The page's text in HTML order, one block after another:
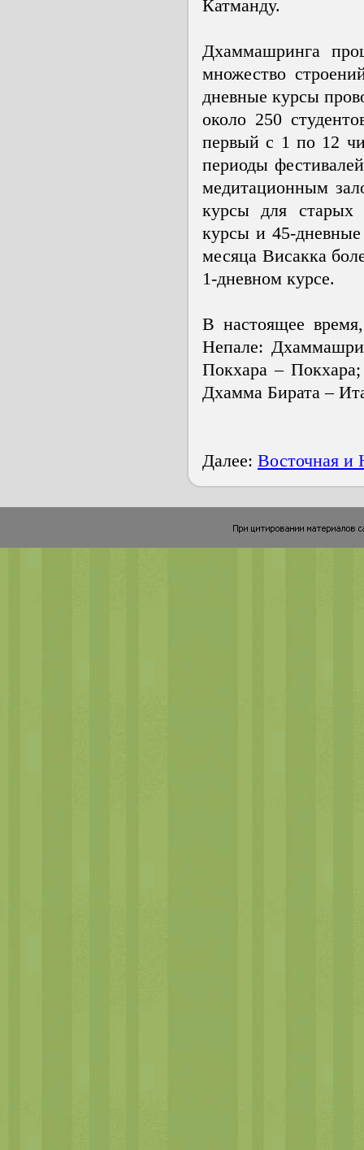
Катманду.
Дхаммашринга
множество
дневные курсы
около 250
первый с 1 по 12
периоды
медитационным
курсы для старых
курсы и 45-
месяца Висакка
1-дневном курсе.
В настоящее
Непале:
Покхара –
Дхамма Бирата –
Далее: Восточная и